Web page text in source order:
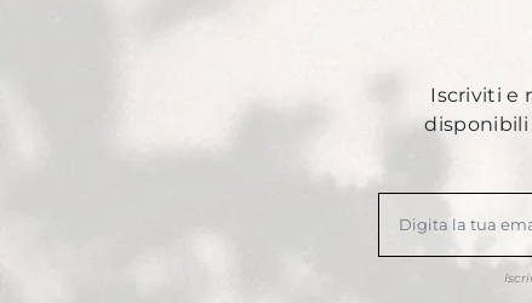
Iscriviti e